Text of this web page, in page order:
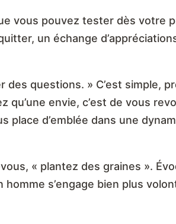
vous pouvez tester dès votre
un échange
des questions. » C’est simple,
qu’une envie, c’est de vous
place d’emblée dans une
« plantez des graines ».
s’engage bien plus